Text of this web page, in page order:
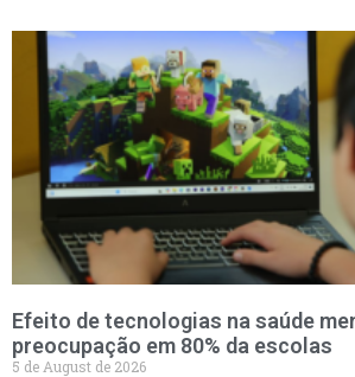
Efeito de tecnologias na saúde
preocupação em 80% da escolas
5 de August de 2026